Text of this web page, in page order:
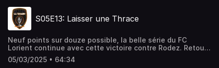
S05E13: Laisser une Thrace
Neuf points sur douze possible, la belle série du FC
Lorient continue avec cette victoire contre Rodez. Retour
sur le match et projection sur la confrontation contre le
Paris FC que le monde du football attend avec Julien,
05/03/2025 • 64:34